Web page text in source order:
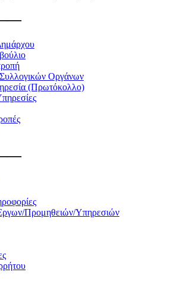
Οργάνων
(Πρωτόκολλο)
Προμηθειών/Υπηρεσιών